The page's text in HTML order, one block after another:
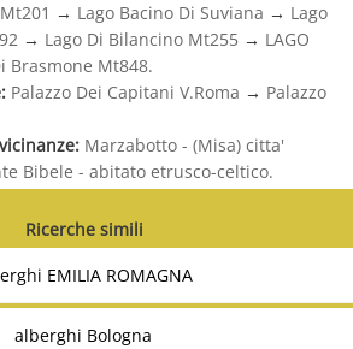
→ Lago Bacino Di Suviana → Lago
→ Lago Di Bilancino Mt255 → LAGO
Brasmone Mt848.
Palazzo Dei Capitani V.Roma → Palazzo
Marzabotto - (Misa) citta'
Bibele - abitato etrusco-celtico.
Ricerche simili
EMILIA ROMAGNA
alberghi Bologna